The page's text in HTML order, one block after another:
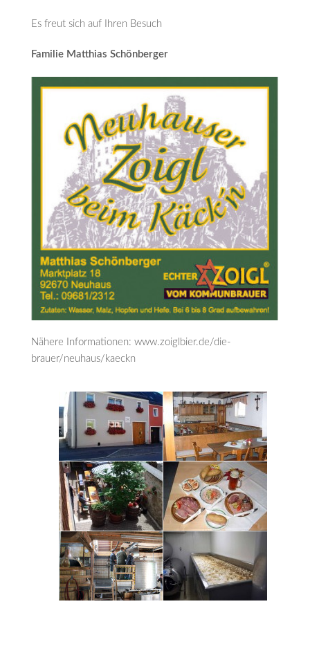
Es freut sich auf Ihren Besuch
Familie Matthias Schönberger
Nähere Informationen: www.zoiglbier.de/die-
brauer/neuhaus/kaeckn